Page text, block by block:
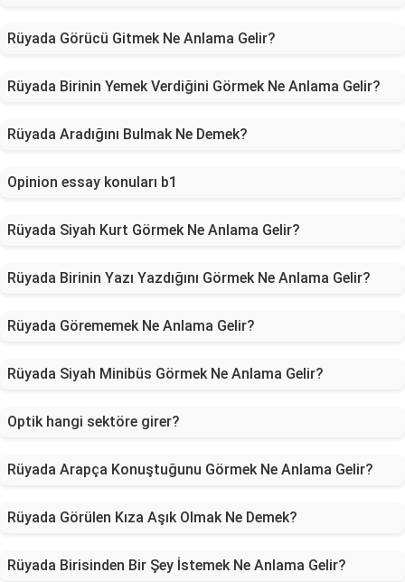
Rüyada Görücü Gitmek Ne Anlama Gelir?
Rüyada Birinin Yemek Verdiğini Görmek Ne Anlama Gelir?
Rüyada Aradığını Bulmak Ne Demek?
Opinion essay konuları b1
Rüyada Siyah Kurt Görmek Ne Anlama Gelir?
Rüyada Birinin Yazı Yazdığını Görmek Ne Anlama Gelir?
Rüyada Görememek Ne Anlama Gelir?
Rüyada Siyah Minibüs Görmek Ne Anlama Gelir?
Optik hangi sektöre girer?
Rüyada Arapça Konuştuğunu Görmek Ne Anlama Gelir?
Rüyada Görülen Kıza Aşık Olmak Ne Demek?
Rüyada Birisinden Bir Şey İstemek Ne Anlama Gelir?